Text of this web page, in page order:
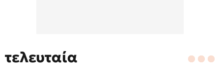
τελευταία